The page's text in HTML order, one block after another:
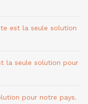
est la seule solution
la seule solution pour
pour notre pays.